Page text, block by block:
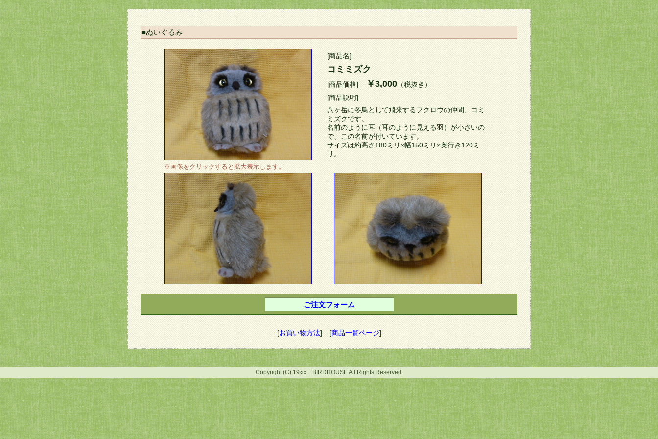
■ぬいぐるみ
[商品名]
コミミズク
[商品価格] ￥3,000（税抜き）
[商品説明]
八ヶ岳に冬鳥として飛来するフクロウの仲間、コミ
ミズクです。
名前のように耳（耳のように見える羽）が小さいの
で、この名前が付いています。
サイズは約高さ180ミリ×幅150ミリ×奥行き120ミ
リ。
※画像をクリックすると拡大表示します。
ご注文フォーム
[お買い物方法] [商品一覧ページ]
Copyright (C) 19○○ BIRDHOUSE All Rights Reserved.